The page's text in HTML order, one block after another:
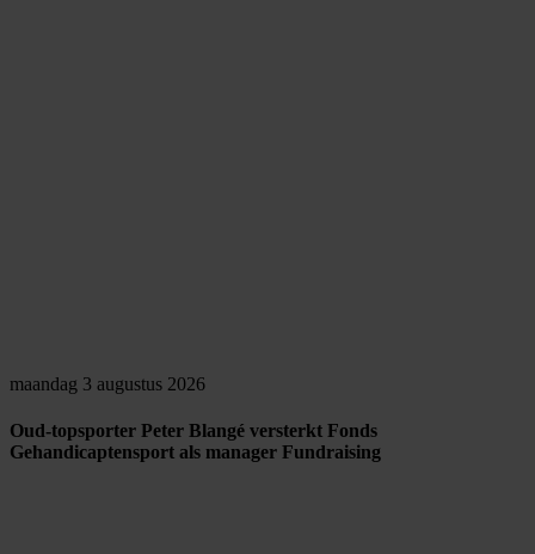
maandag 3 augustus 2026
Oud-topsporter Peter Blangé versterkt Fonds
Gehandicaptensport als manager Fundraising